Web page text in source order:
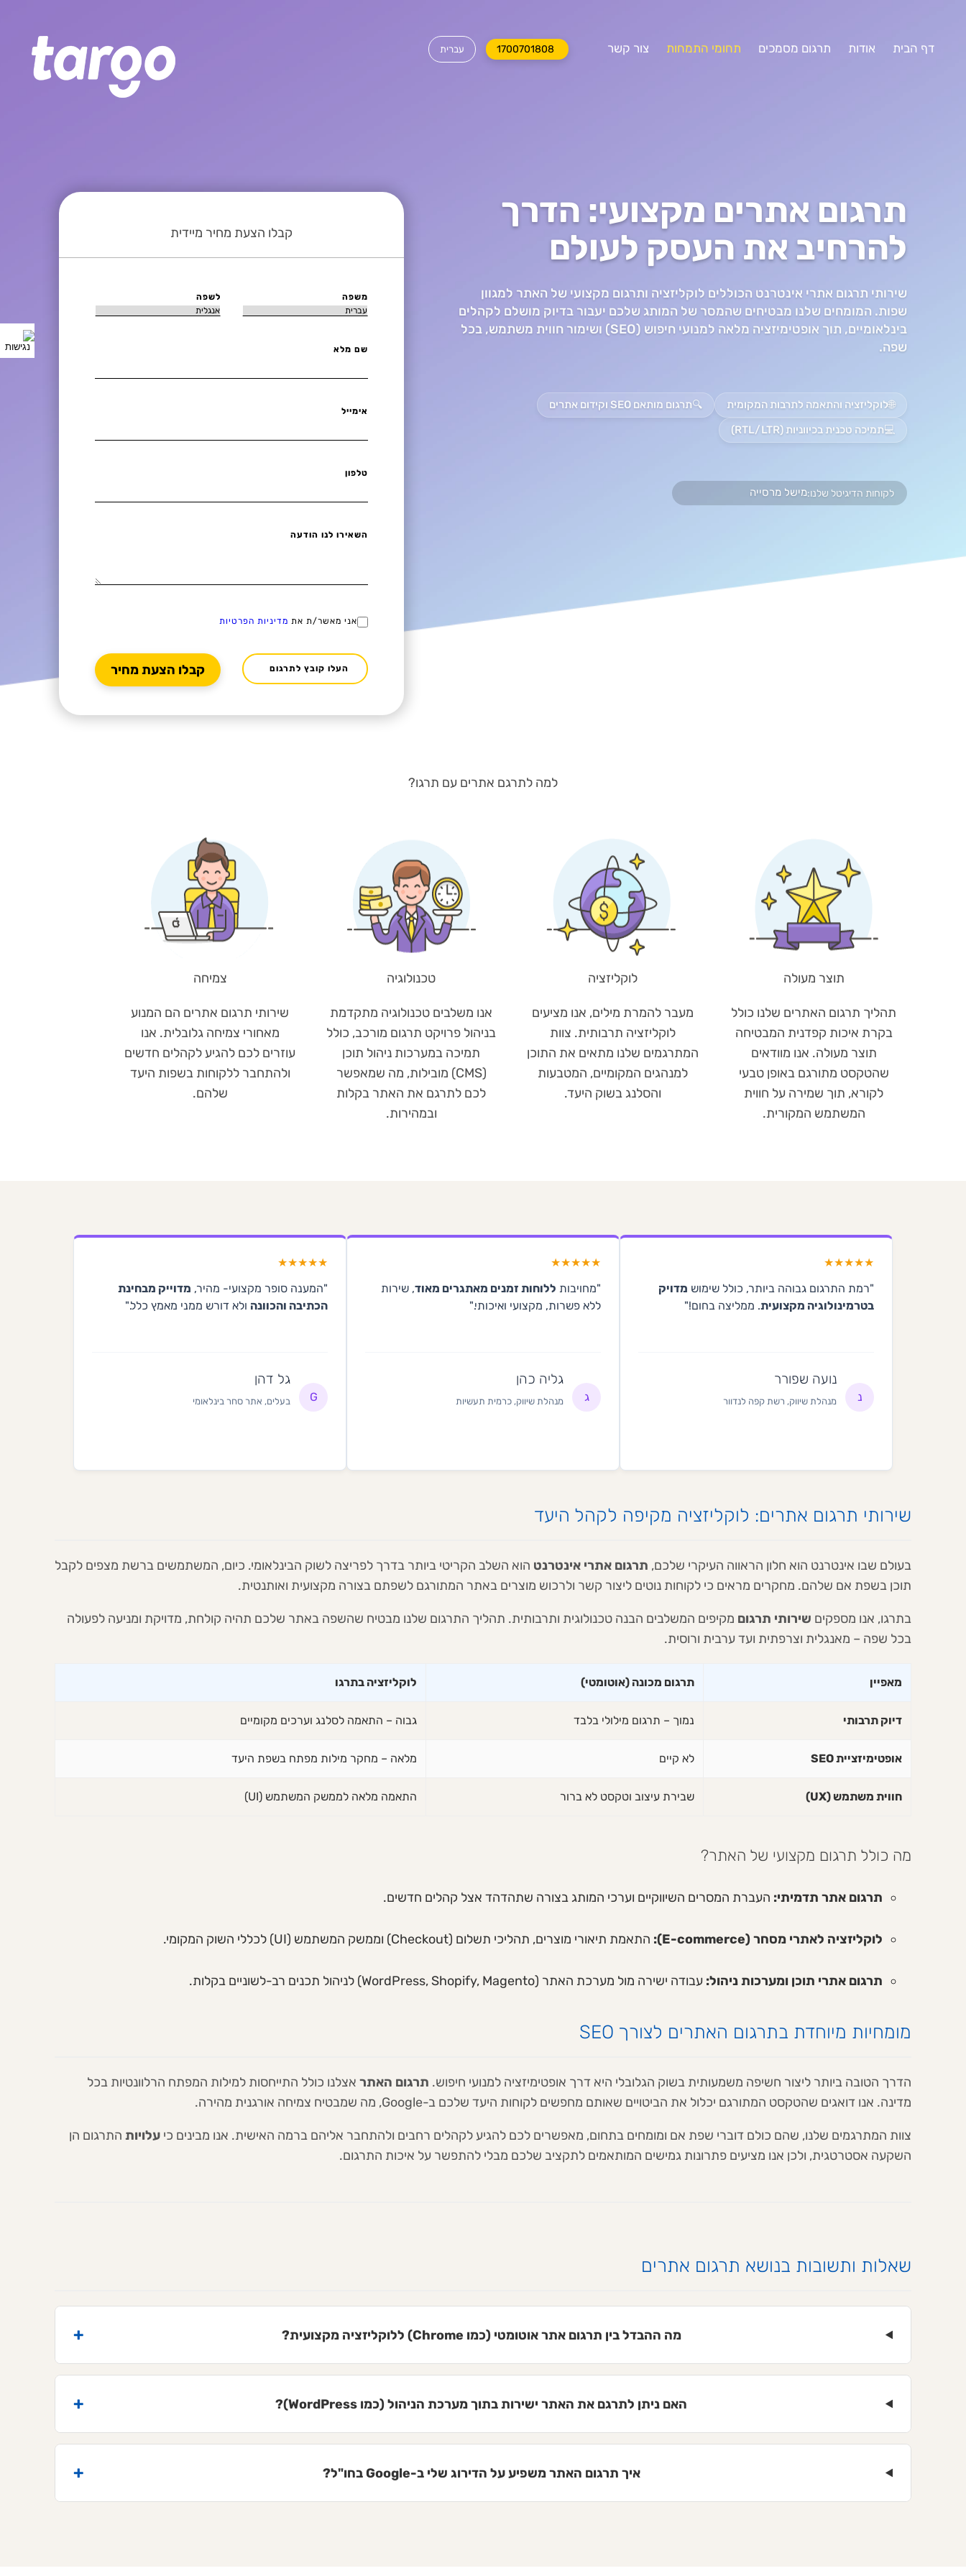
דף הבית אודות תרגום מסמכים תחומי התמחות צור קשר 1700701808
תרגום אתרים מקצועי: הדרך
להרחיב את העסק לעולם
שירותי תרגום אתרי אינטרנט הכוללים לוקליזציה ותרגום מקצועי של האתר למגוון
שפות. המומחים שלנו מבטיחים שהמסר של המותג שלכם יעבור בדיוק מושלם לקהלים
בינלאומיים, תוך אופטימיזציה מלאה למנועי חיפוש (SEO) ושימור חווית משתמש, בכל
שפה.
🌐לוקליזציה והתאמה לתרבות המקומית 🔍תרגום מותאם SEO וקידום אתרים
💻תמיכה טכנית בכיווניות (RTL/LTR)
לקוחות הדיגיטל שלנו:
מישל מרסייה
קבלו הצעת מחיר מיידית
משפה לשפה
שם מלא
אימייל
טלפון
השאירו לנו הודעה
אני מאשר/ת את מדיניות הפרטיות
העלו קובץ לתרגום
למה לתרגם אתרים עם תרגו?
תוצר מעולה
תהליך תרגום האתרים שלנו כולל
בקרת איכות קפדנית המבטיחה
תוצר מעולה. אנו מוודאים
שהטקסט מתורגם באופן טבעי
לקורא, תוך שמירה על חווית
המשתמש המקורית.
לוקליזציה
מעבר להמרת מילים, אנו מציעים
לוקליזציה תרבותית. צוות
המתרגמים שלנו מתאים את התוכן
למנהגים המקומיים, המטבעות
והסלנג בשוק היעד.
טכנולוגיה
אנו משלבים טכנולוגיה מתקדמת
בניהול פרויקט תרגום מורכב, כולל
תמיכה במערכות ניהול תוכן
(CMS) מובילות, מה שמאפשר
לכם לתרגם את האתר בקלות
ובמהירות.
צמיחה
שירותי תרגום אתרים הם המנוע
מאחורי צמיחה גלובלית. אנו
עוזרים לכם להגיע לקהלים חדשים
ולהתחבר ללקוחות בשפות היעד
שלהם.
★★★★★
"רמת התרגום גבוהה ביותר, כולל שימוש מדויק
בטרמינולוגיה מקצועית. ממליצה בחום!"
נ
נועה שפורר
מנהלת שיווק, רשת קפה לנדוור
★★★★★
"מחויבות ללוחות זמנים מאתגרים מאוד, שירות
ללא פשרות, מקצועי ואיכותי."
ג
גליה כהן
מנהלת שיווק, כרמית תעשיות
★★★★★
"המענה סופר מקצועי- מהיר, מדוייק מבחינת
הכתיבה והכוונה ולא דורש ממני מאמץ כלל."
G
גל דהן
בעלים, אתר סחר בינלאומי
שירותי תרגום אתרים: לוקליזציה מקיפה לקהל היעד
בעולם שבו אינטרנט הוא חלון הראווה העיקרי שלכם, תרגום אתרי אינטרנט הוא השלב הקריטי ביותר בדרך לפריצה לשוק הבינלאומי. כיום, המשתמשים ברשת מצפים לקבל
תוכן בשפת אם שלהם. מחקרים מראים כי לקוחות נוטים ליצור קשר ולרכוש מוצרים באתר המתורגם לשפתם בצורה מקצועית ואותנטית.
בתרגו, אנו מספקים שירותי תרגום מקיפים המשלבים הבנה טכנולוגית ותרבותית. תהליך התרגום שלנו מבטיח שהשפה באתר שלכם תהיה קולחת, מדויקת ומניעה לפעולה
בכל שפה – מאנגלית וצרפתית ועד ערבית ורוסית.
מאפיין תרגום מכונה (אוטומטי) לוקליזציה בתרגו
דיוק תרבותי נמוך – תרגום מילולי בלבד גבוה – התאמה לסלנג וערכים מקומיים
אופטימיזציית SEO לא קיים מלאה – מחקר מילות מפתח בשפת היעד
חווית משתמש (UX) שבירת עיצוב וטקסט לא ברור התאמה מלאה לממשק המשתמש (UI)
מה כולל תרגום מקצועי של האתר?
תרגום אתר תדמיתי: העברת המסרים השיווקיים וערכי המותג בצורה שתהדהד אצל קהלים חדשים.
לוקליזציה לאתרי מסחר (E-commerce): התאמת תיאורי מוצרים, תהליכי תשלום (Checkout) וממשק המשתמש (UI) לכללי השוק המקומי.
תרגום אתרי תוכן ומערכות ניהול: עבודה ישירה מול מערכת האתר (WordPress, Shopify, Magento) לניהול תכנים רב-לשוניים בקלות.
מומחיות מיוחדת בתרגום האתרים לצורך SEO
הדרך הטובה ביותר ליצור חשיפה משמעותית בשוק הגלובלי היא דרך אופטימיזציה למנועי חיפוש. תרגום האתר אצלנו כולל התייחסות למילות המפתח הרלוונטיות בכל
מדינה. אנו דואגים שהטקסט המתורגם יכלול את הביטויים שאותם מחפשים לקוחות היעד שלכם ב-Google, מה שמבטיח צמיחה אורגנית מהירה.
צוות המתרגמים שלנו, שהם כולם דוברי שפת אם ומומחים בתחום, מאפשרים לכם להגיע לקהלים רחבים ולהתחבר אליהם ברמה האישית. אנו מבינים כי עלויות התרגום הן
השקעה אסטרטגית, ולכן אנו מציעים פתרונות גמישים המותאמים לתקציב שלכם מבלי להתפשר על איכות התרגום.
שאלות ותשובות בנושא תרגום אתרים
מה ההבדל בין תרגום אתר אוטומטי (כמו Chrome) ללוקליזציה מקצועית?
האם ניתן לתרגם את האתר ישירות בתוך מערכת הניהול (כמו WordPress)?
איך תרגום האתר משפיע על הדירוג שלי ב-Google בחו"ל?